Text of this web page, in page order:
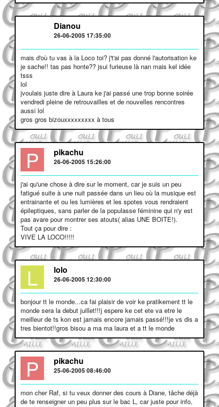
Dianou
26-06-2005 17:35:00
mais d'où tu vas à la Loco toi? j't'ai pas donné l'autorisation ke
je sache!! tas pas honte?? jsui furieuse là nan mais kel idée
tsss
lol
jvoulais juste dire à Laura ke j'ai passé une trop bonne soirée
vendredi pleine de retrouvailles et de nouvelles rencontres
aussi lol
gros gros bizouxxxxxxxxx à tous
P pikachu
26-06-2005 15:26:00
j'ai qu'une chose à dire sur le moment, car je suis un peu
fatigué suite à une nuit passée dans un lieu où la musique est
entrainante et ou les lumières et les spotes vous rendraient
épileptiques, sans parler de la populasse féminine qui n'y est
pas avare pour montrer ses atouts( alias UNE BOITE!).
Tout ça pour dire :
VIVE LA LOCO!!!!!
L lolo
26-06-2005 12:30:00
bonjour tt le monde...ca fai plaisir de voir ke pratikement tt le
monde sera la debut juillet!!!j espere ke cet ete va etre le
meilleur de ts kon est jamais encore jamais passé!!!je vs dis a
tres bientot!!gros bisou a ma ma laura et a tt le monde
P pikachu
25-06-2005 08:46:00
mon cher Raf, si tu veux donner des cours à Diane, tâche déjà
de te renseigner un peu plus sur le bac L, car juste pour info,